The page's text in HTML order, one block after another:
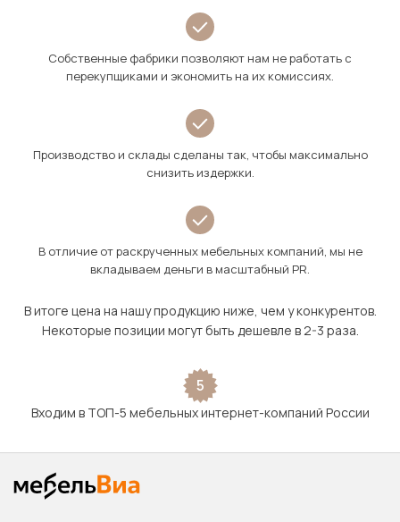
Собственные фабрики позволяют нам не работать с
перекупщиками и экономить на их комиссиях.
Производство и склады сделаны так, чтобы максимально
снизить издержки.
В отличие от раскрученных мебельных компаний, мы не
вкладываем деньги в масштабный PR.
В итоге цена на нашу продукцию ниже, чем у конкурентов.
Некоторые позиции могут быть дешевле в 2-3 раза.
5
Входим в ТОП-5 мебельных интернет-компаний России